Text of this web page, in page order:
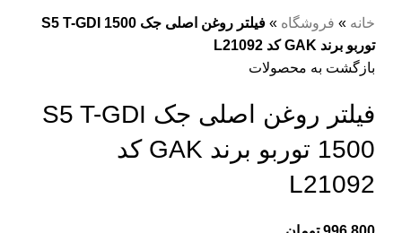
خانه » فروشگاه »
فیلتر روغن اصلی جک S5 T-GDI 1500
توربو برند GAK کد L21092
بازگشت به محصولات
فیلتر روغن اصلی جک S5 T-GDI
1500 توربو برند GAK کد
L21092